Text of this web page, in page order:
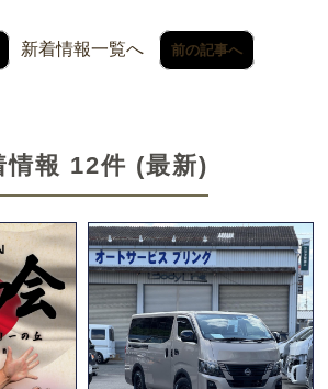
新着情報一覧へ 前の記事へ
情報 12件 (最新)